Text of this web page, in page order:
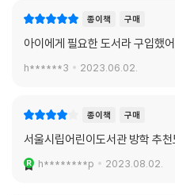
종이책 구매
아이에게 필요한 도서라 구입했
h******3 2023.06.02.
종이책 구매
서울시립어린이도서관 방학 추
h********p 2023.08.02.